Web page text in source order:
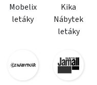
Mobelix
letáky
Kika
Nábytek
letáky